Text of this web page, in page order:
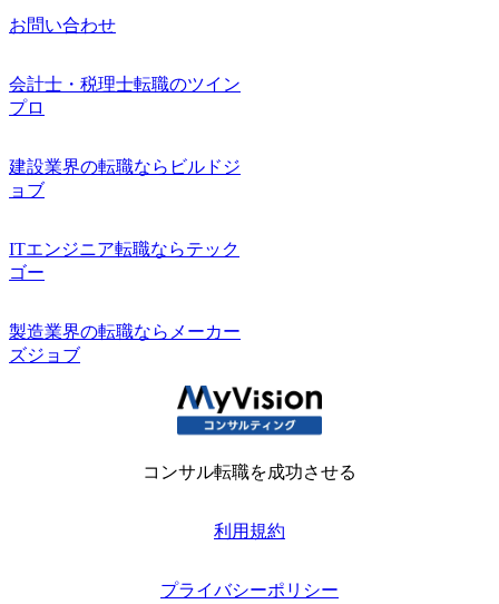
お問い合わせ
会計士・税理士転職のツイン
プロ
建設業界の転職ならビルドジ
ョブ
ITエンジニア転職ならテック
ゴー
製造業界の転職ならメーカー
ズジョブ
コンサル転職を成功させる
利用規約
プライバシーポリシー